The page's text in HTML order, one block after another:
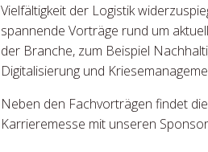
Vielfältigkeit der Logistik
spannende Vorträge rund um
der Branche, zum Beispiel
Digitalisierung und
Neben den Fachvorträgen findet die
Karrieremesse mit unseren